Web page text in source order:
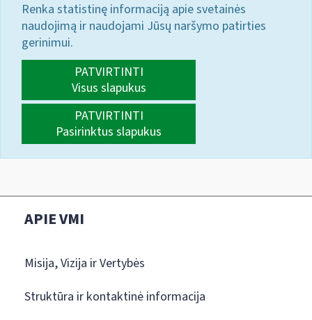
Renka statistinę informaciją apie svetainės
naudojimą ir naudojami Jūsų naršymo patirties
gerinimui.
PATVIRTINTI
Visus slapukus
PATVIRTINTI
Pasirinktus slapukus
APIE VMI
Misija, Vizija ir Vertybės
Struktūra ir kontaktinė informacija